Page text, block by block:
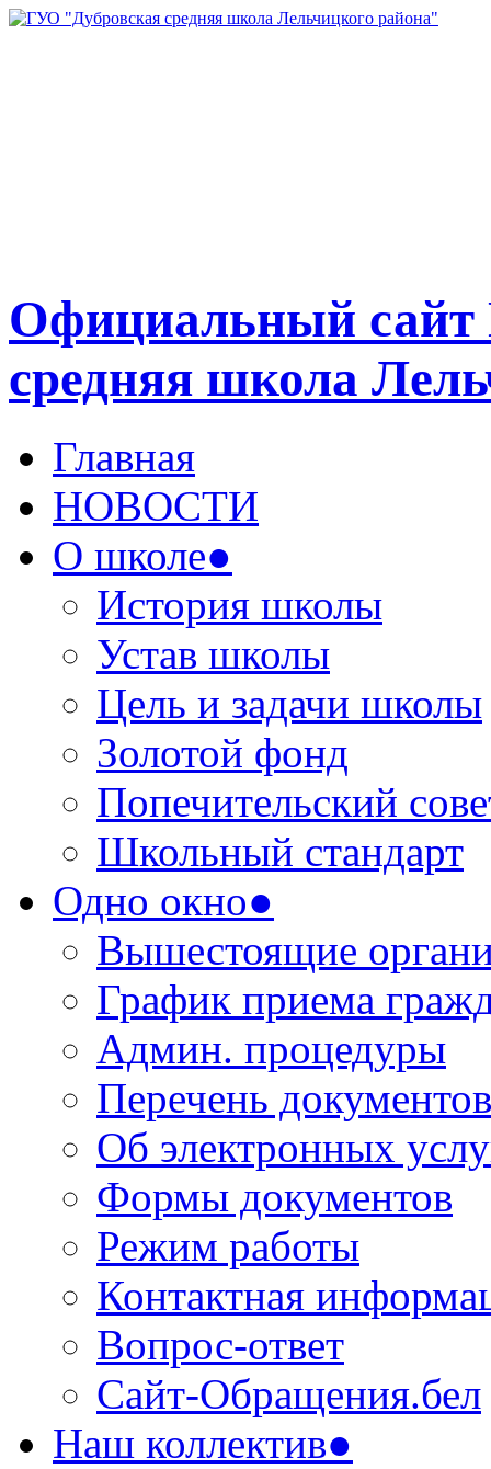
Официальный
средняя школа
Главная
НОВОСТИ
О школе●
История школы
Устав школы
Цель и задачи школы
Золотой фонд
Попечительский
Школьный стандарт
Одно окно●
Вышестоящие
График приема
Админ. процедуры
Перечень документов
Об электронных
Формы документов
Режим работы
Контактная
Вопрос-ответ
Сайт-Обращения.бел
Наш коллектив●